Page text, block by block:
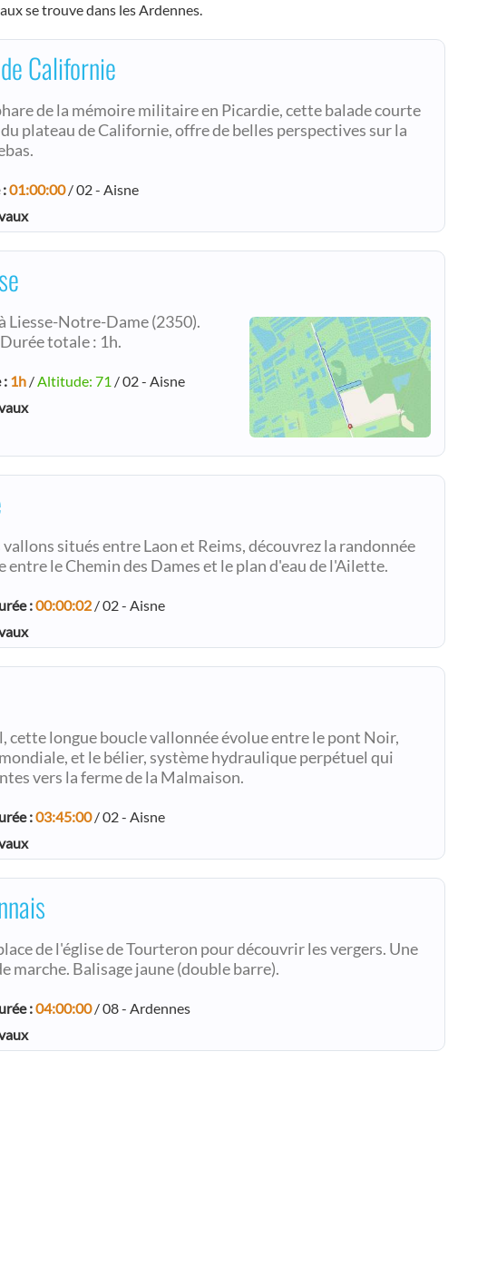
se trouve dans les Ardennes.
Californie
de la mémoire militaire en Picardie, cette balade courte
plateau de Californie, offre de belles perspectives sur la
01:00:00/ 02 - Aisne
Liesse-Notre-Dame (2350).
totale : 1h.
: 1h /Altitude: 71 / 02 - Aisne
situés entre Laon et Reims, découvrez la randonnée
entre le Chemin des Dames et le plan d'eau de l'Ailette.
:00:00:02 / 02 - Aisne
cette longue boucle vallonnée évolue entre le pont Noir,
et le bélier, système hydraulique perpétuel qui
vers la ferme de la Malmaison.
:03:45:00/ 02 - Aisne
de l'église de Tourteron pour découvrir les vergers. Une
marche. Balisage jaune (double barre).
:04:00:00/ 08 - Ardennes